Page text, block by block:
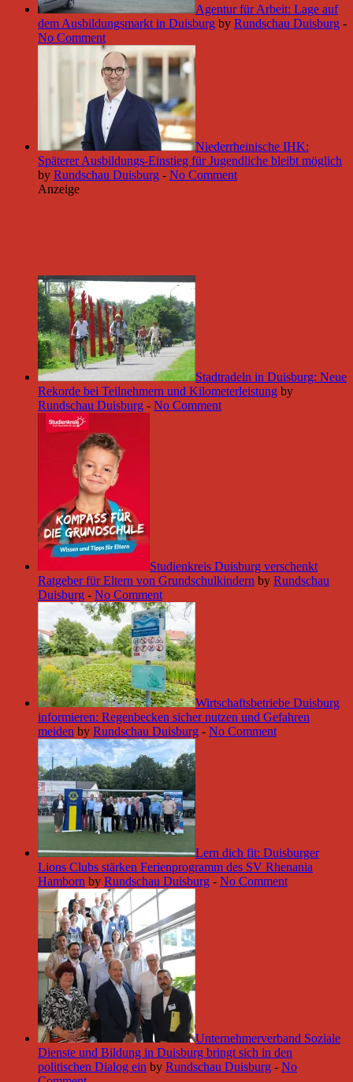
Agentur für Arbeit: Lage auf
dem Ausbildungsmarkt in Duisburg by Rundschau Duisburg -
No Comment
Niederrheinische IHK:
Späterer Ausbildungs-Einstieg für Jugendliche bleibt möglich
by Rundschau Duisburg - No Comment
Anzeige
Stadtradeln in Duisburg: Neue
Rekorde bei Teilnehmern und Kilometerleistung by
Rundschau Duisburg - No Comment
Studienkreis Duisburg verschenkt
Ratgeber für Eltern von Grundschulkindern by Rundschau
Duisburg - No Comment
Wirtschaftsbetriebe Duisburg
informieren: Regenbecken sicher nutzen und Gefahren
meiden by Rundschau Duisburg - No Comment
Lern dich fit: Duisburger
Lions Clubs stärken Ferienprogramm des SV Rhenania
Hamborn by Rundschau Duisburg - No Comment
Unternehmerverband Soziale
Dienste und Bildung in Duisburg bringt sich in den
politischen Dialog ein by Rundschau Duisburg - No